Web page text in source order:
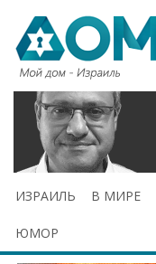
ИЗРАИЛЬ В МИРЕ
ЮМОР